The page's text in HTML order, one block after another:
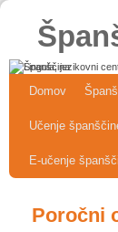
Skip to primary content
Skip to secondary content
Domov
Učenje
E-učenje
Poročni